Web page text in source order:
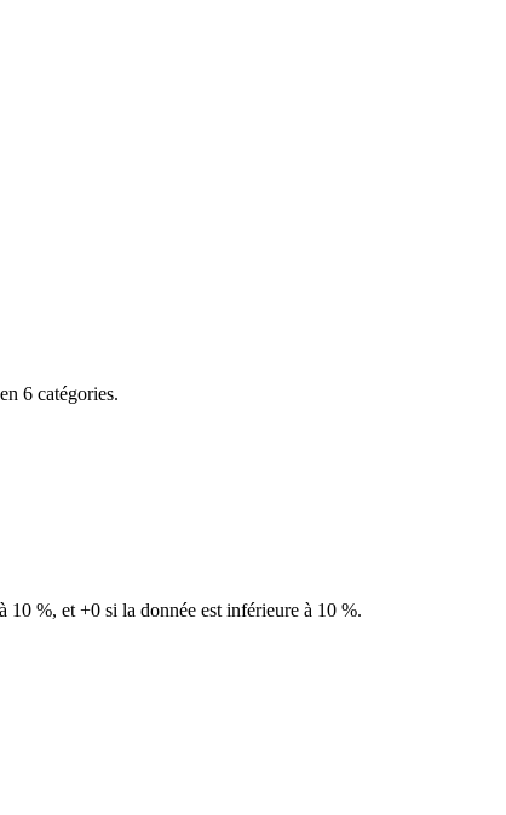
6 catégories.
10 %, et +0 si la donnée est inférieure à 10 %.